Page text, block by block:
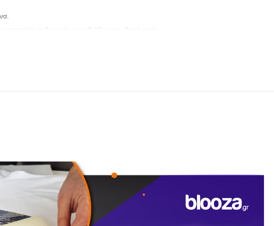
ανθεκτικός και αδιάβροχος εξοπλισμός.